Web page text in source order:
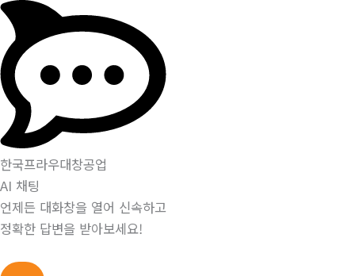
한국프라우대창공업
AI 채팅
언제든 대화창을 열어 신속하고
정확한 답변을 받아보세요!